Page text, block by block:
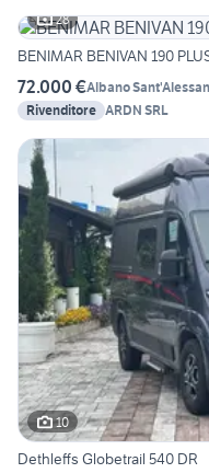
28
BENIMAR BENIVAN 190
72.000 €Albano
Rivenditore ARDN SRL
10
Dethleffs Globetrail 540 DR